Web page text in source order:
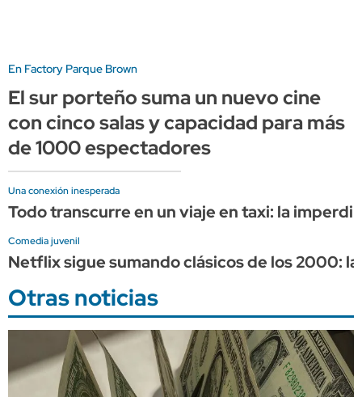
En Factory Parque Brown
El sur porteño suma un nuevo cine
con cinco salas y capacidad para más
de 1000 espectadores
Una conexión inesperada
Todo transcurre en un viaje en taxi: la
Comedia juvenil
Netflix sigue sumando clásicos de los 2000:
Otras noticias